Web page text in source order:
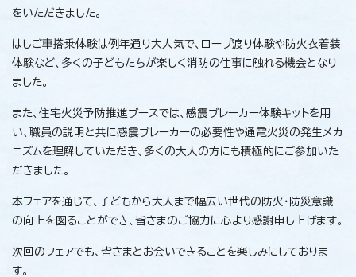
をいただきました。
はしご車搭乗体験は例年通り大人気で、ロープ渡り体験や防火衣着装
体験など、多くの子どもたちが楽しく消防の仕事に触れる機会となり
ました。
また、住宅火災予防推進ブースでは、感震ブレーカー体験キットを用
い、職員の説明と共に感震ブレーカーの必要性や通電火災の発生メカ
ニズムを理解していただき、多くの大人の方にも積極的にご参加いた
だきました。
本フェアを通じて、子どもから大人まで幅広い世代の防火・防災意識
の向上を図ることができ、皆さまのご協力に心より感謝申し上げます。
次回のフェアでも、皆さまとお会いできることを楽しみにしておりま
す。